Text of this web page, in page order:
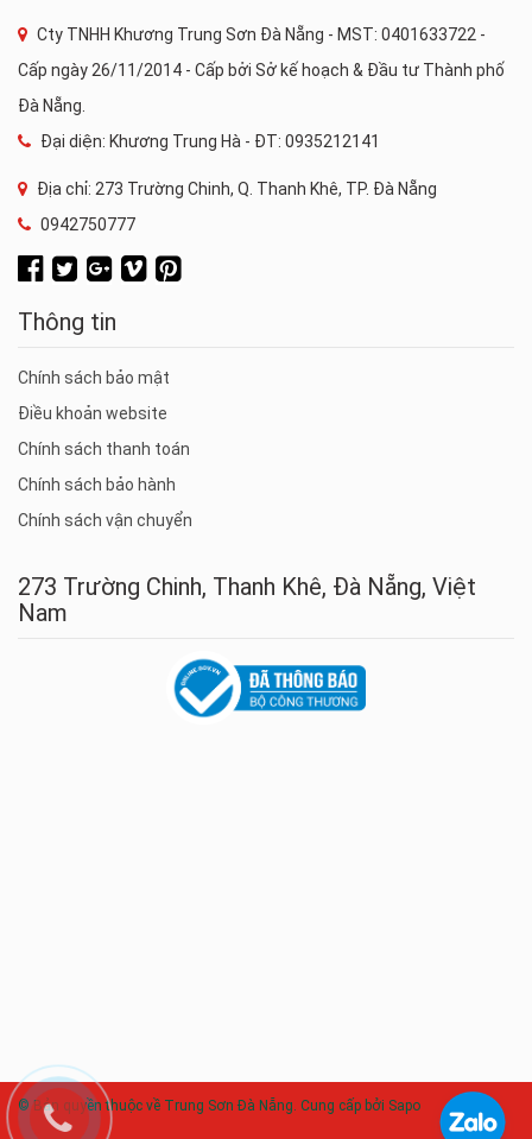
Cty TNHH Khương Trung Sơn Đà Nẵng - MST: 0401633722 -
Cấp ngày 26/11/2014 - Cấp bởi Sở kế hoạch & Đầu tư Thành phố
Đà Nẵng.
Đại diện: Khương Trung Hà - ĐT: 0935212141
Địa chỉ: 273 Trường Chinh, Q. Thanh Khê, TP. Đà Nẵng
0942750777
Thông tin
Chính sách bảo mật
Điều khoản website
Chính sách thanh toán
Chính sách bảo hành
Chính sách vận chuyển
273 Trường Chinh, Thanh Khê, Đà Nẵng, Việt
Nam
© Bản quyền thuộc về Trung Sơn Đà Nẵng. Cung cấp bởi Sapo